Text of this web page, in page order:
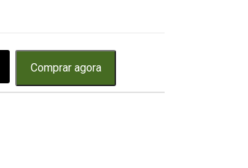
Comprar agora